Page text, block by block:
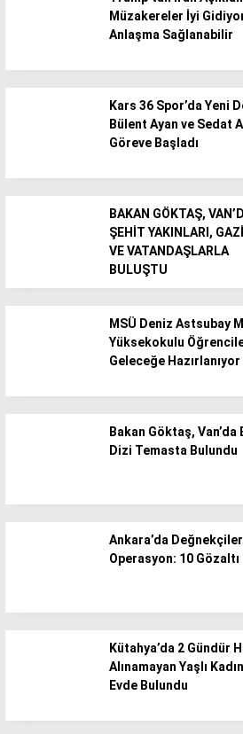
Müzakereler İyi
Anlaşma Sağlanabilir
Kars 36 Spor’da Yeni
Bülent Ayan ve Sedat
Göreve Başladı
BAKAN GÖKTAŞ,
ŞEHİT YAKINLARI,
VE VATANDAŞLARLA
BULUŞTU
MSÜ Deniz Astsubay
Yüksekokulu
Geleceğe Hazırlanıyor
Bakan Göktaş, Van’da
Dizi Temasta Bulundu
Ankara’da
Operasyon: 10 Gözaltı
Kütahya’da 2 Gündür
Alınamayan Yaşlı
Evde Bulundu